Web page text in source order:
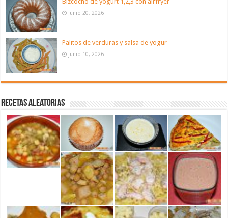
junio 20, 2026
Palitos de verduras y salsa de yogur
junio 10, 2026
Recetas aleatorias